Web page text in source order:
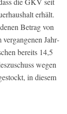
erhält.
Betrag von
vergangenen Jahr­
bereits 14,5
wegen
in die­sem